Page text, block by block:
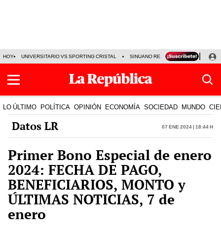
HOY UNIVERSITARIO VS SPORTING CRISTAL SINUANO RESULTADOS HOY
LO ÚLTIMO POLÍTICA OPINIÓN ECONOMÍA SOCIEDAD MUNDO
Datos LR 07 Ene 2024 | 18:44 h
Primer Bono Especial de enero
2024: FECHA DE PAGO,
BENEFICIARIOS, MONTO y
ÚLTIMAS NOTICIAS, 7 de
enero